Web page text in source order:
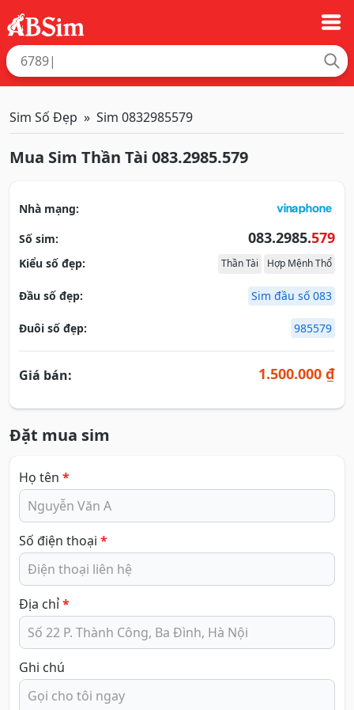
Sim Số Đẹp Sim 0832985579
Mua Sim Thần Tài 083.2985.579
Nhà mạng:
Số sim:
083.2985.579
Kiểu số đẹp: Thần Tài Hợp Mệnh Thổ
Đầu số đẹp: Sim đầu số 083
Đuôi số đẹp: 985579
Giá bán: 1.500.000 ₫
Đặt mua sim
Họ tên *
Số điện thoại *
Địa chỉ*
Ghi chú